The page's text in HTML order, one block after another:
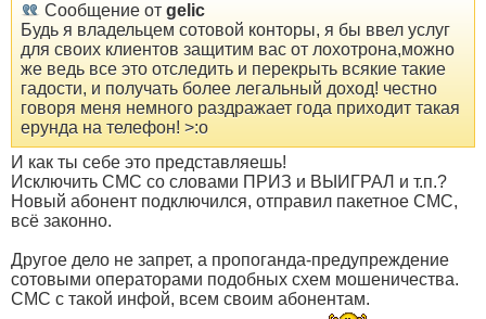
Сообщение от gelic
Будь я владельцем сотовой конторы, я бы ввел услуг
для своих клиентов защитим вас от лохотрона,можно
же ведь все это отследить и перекрыть всякие такие
гадости, и получать более легальный доход! честно
говоря меня немного раздражает года приходит такая
ерунда на телефон! >:o
И как ты себе это представляешь!
Исключить СМС со словами ПРИЗ и ВЫИГРАЛ и т.п.?
Новый абонент подключился, отправил пакетное СМС,
всё законно.
Другое дело не запрет, а пропоганда-предупреждение
сотовыми операторами подобных схем мошеничества.
СМС с такой инфой, всем своим абонентам.